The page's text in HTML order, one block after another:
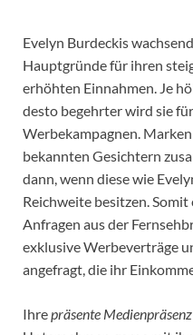
Evelyn Burdeckis
Hauptgründe für ihren
erhöhten Einnahmen. Je
desto begehrter wird sie
Werbekampagnen.
bekannten Gesichtern
dann, wenn diese wie
Reichweite besitzen.
Anfragen aus der
exklusive Werbeverträge
angefragt, die ihr
Ihrepräsente Medienpräsenz